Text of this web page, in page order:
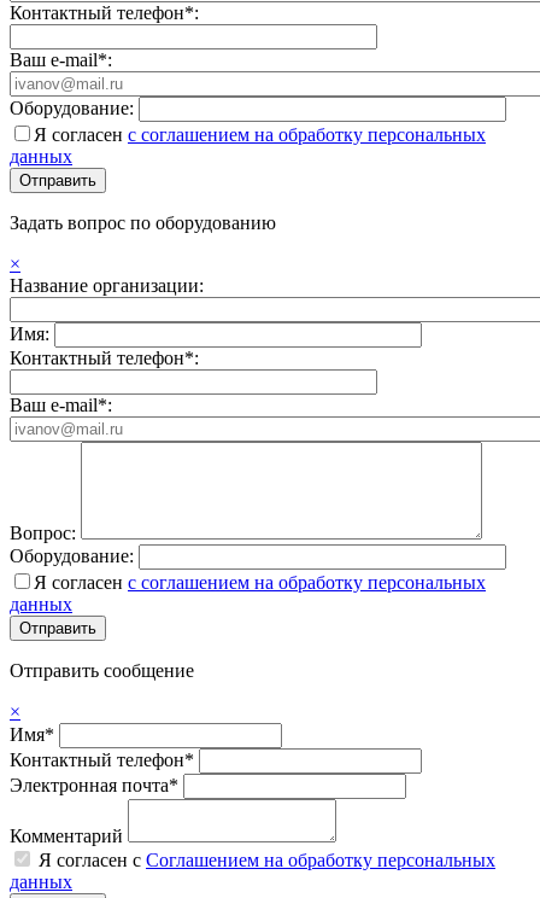
Контактный телефон*:
Ваш e-mail*:
Оборудование:
Я согласен с соглашением на обработку персональных
данных
Задать вопрос по оборудованию
×
Название организации:
Имя:
Контактный телефон*:
Ваш e-mail*:
Вопрос:
Оборудование:
Я согласен с соглашением на обработку персональных
данных
Отправить сообщение
×
Имя*
Контактный телефон*
Электронная почта*
Комментарий
Я согласен с Соглашением на обработку персональных
данных